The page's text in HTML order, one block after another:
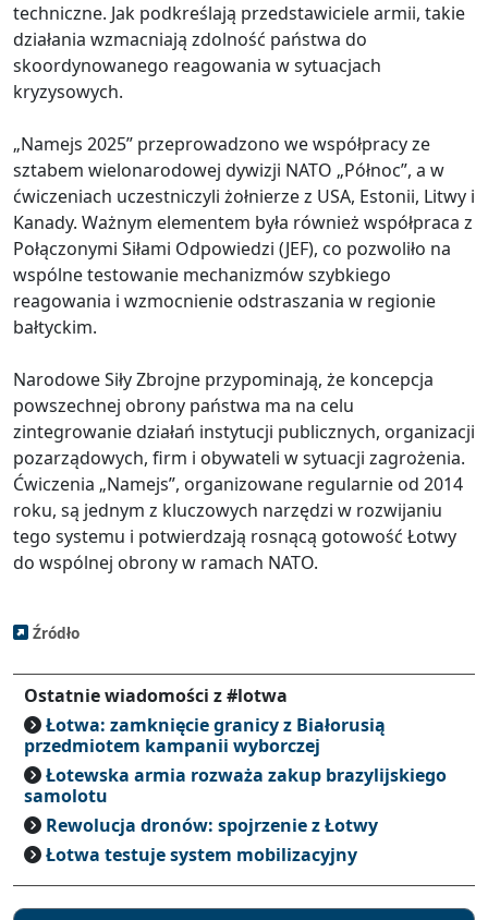
techniczne. Jak podkreślają przedstawiciele armii, takie
działania wzmacniają zdolność państwa do
skoordynowanego reagowania w sytuacjach
kryzysowych.
„Namejs 2025” przeprowadzono we współpracy ze
sztabem wielonarodowej dywizji NATO „Północ”, a w
ćwiczeniach uczestniczyli żołnierze z USA, Estonii, Litwy i
Kanady. Ważnym elementem była również współpraca z
Połączonymi Siłami Odpowiedzi (JEF), co pozwoliło na
wspólne testowanie mechanizmów szybkiego
reagowania i wzmocnienie odstraszania w regionie
bałtyckim.
Narodowe Siły Zbrojne przypominają, że koncepcja
powszechnej obrony państwa ma na celu
zintegrowanie działań instytucji publicznych, organizacji
pozarządowych, firm i obywateli w sytuacji zagrożenia.
Ćwiczenia „Namejs”, organizowane regularnie od 2014
roku, są jednym z kluczowych narzędzi w rozwijaniu
tego systemu i potwierdzają rosnącą gotowość Łotwy
do wspólnej obrony w ramach NATO.
Źródło
Ostatnie wiadomości z #lotwa
Łotwa: zamknięcie granicy z Białorusią
przedmiotem kampanii wyborczej
Łotewska armia rozważa zakup brazylijskiego
samolotu
Rewolucja dronów: spojrzenie z Łotwy
Łotwa testuje system mobilizacyjny